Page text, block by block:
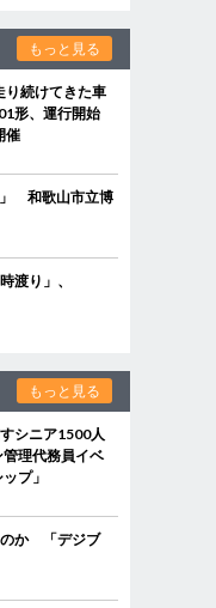
もっと見る
り続けてきた車
形、運行開始
催
」 和歌山市立博
渡り」、
もっと見る
シニア1500人
理代務員イベ
プ」
のか 「デジブ